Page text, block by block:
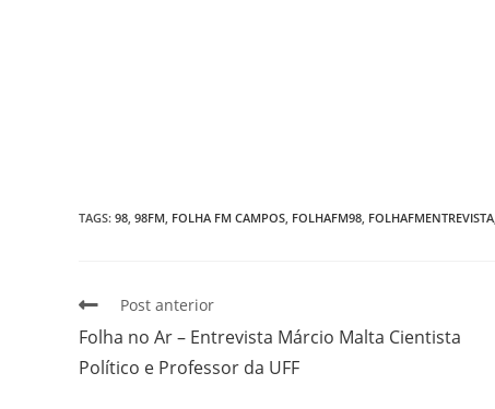
TAGS: 98 98FM FOLHA FM CAMPOS FOLHAFM98 FOLHAFMENTREVISTA
Post anterior
Folha no Ar – Entrevista Márcio Malta Cientista
Político e Professor da UFF